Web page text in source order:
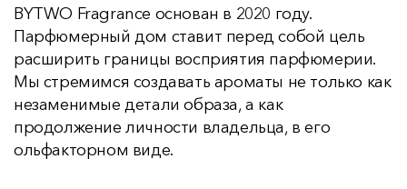
BYTWO Fragrance основан в 2020 году.
Парфюмерный дом ставит перед собой цель
расширить границы восприятия парфюмерии.
Мы стремимся создавать ароматы не только как
незаменимые детали образа, а как
продолжение личности владельца, в его
ольфакторном виде.